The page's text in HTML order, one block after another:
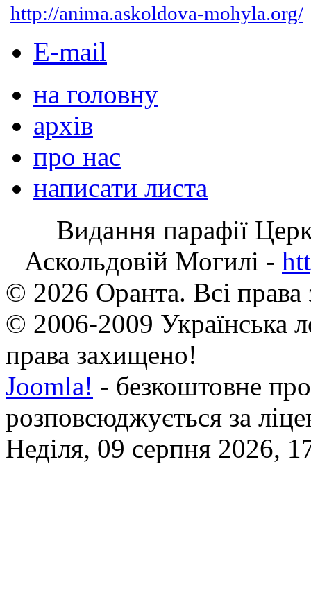
http://anima.askoldova-mohyla.org/
E-mail
на головну
архів
про нас
написати листа
Видання парафії
Аскольдовій Могилі -
© 2026 Оранта. Всі
© 2006-2009 Українська
права захищено!
Joomla! - безкоштовне
розповсюджується за
Неділя, 09 серпня 2026,